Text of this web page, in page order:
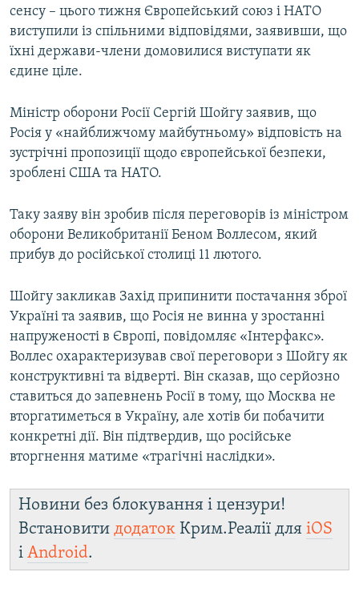
сенсу – цього тижня Європейський союз і НАТО
виступили із спільними відповідями, заявивши, що
їхні держави-члени домовилися виступати як
єдине ціле.
Міністр оборони Росії Сергій Шойгу заявив, що
Росія у «найближчому майбутньому» відповість на
зустрічні пропозиції щодо європейської безпеки,
зроблені США та НАТО.
Таку заяву він зробив після переговорів із міністром
оборони Великобританії Беном Воллесом, який
прибув до російської столиці 11 лютого.
Шойгу закликав Захід припинити постачання зброї
Україні та заявив, що Росія не винна у зростанні
напруженості в Європі, повідомляє «Інтерфакс».
Воллес охарактеризував свої переговори з Шойгу як
конструктивні та відверті. Він сказав, що серйозно
ставиться до запевнень Росії в тому, що Москва не
вторгатиметься в Україну, але хотів би побачити
конкретні дії. Він підтвердив, що російське
вторгнення матиме «трагічні наслідки».
Новини без блокування і цензури!
Встановити додаток Крим.Реалії для iOS
і Android.